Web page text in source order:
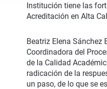
Institución tiene las
Acreditación en Alta
Beatriz Elena Sánchez
Coordinadora del
de la Calidad
radicación de la
un paso, de lo que se